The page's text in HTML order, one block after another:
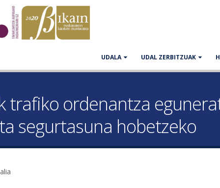
UDALA UDAL ZERBITZUAK
trafiko ordenantza
segurtasuna hobetzeko